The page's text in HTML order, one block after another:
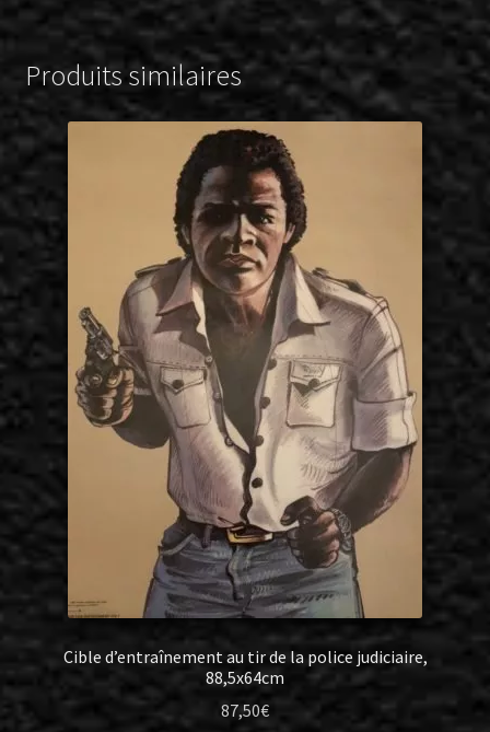
Produits similaires
Cible d’entraînement au tir de la police judiciaire,
88,5x64cm
87,50€